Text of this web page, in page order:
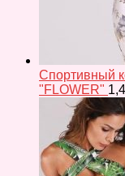
Спортивный
"FLOWER"